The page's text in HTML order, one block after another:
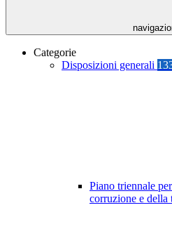
Categorie
Disposizioni generali
Piano triennale
corruzione e della